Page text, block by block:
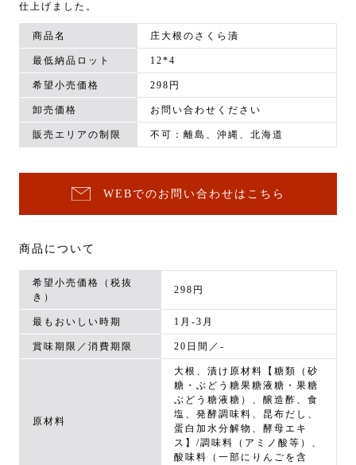
仕上げました。
商品名 庄大根のさくら漬
最低納品ロット 12*4
希望小売価格 298円
卸売価格 お問い合わせください
販売エリアの制限 不可：離島、沖縄、北海道
WEBでのお問い合わせはこちら
商品について
希望小売価格（税抜
き）
298円
最もおいしい時期 1月-3月
賞味期限／消費期限 20日間／-
原材料
大根、漬け原材料【糖類（砂
糖・ぶどう糖果糖液糖・果糖
ぶどう糖液糖）、醸造酢、食
塩、発酵調味料、昆布だし、
蛋白加水分解物、酵母エキ
ス】/調味料（アミノ酸等）、
酸味料（一部にりんごを含